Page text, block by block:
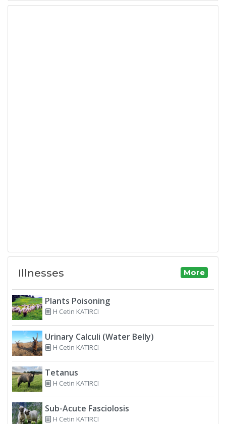
Illnesses More
Plants Poisoning
H Cetin KATIRCI
Urinary Calculi (Water Belly)
H Cetin KATIRCI
Tetanus
H Cetin KATIRCI
Sub-Acute Fasciolosis
H Cetin KATIRCI